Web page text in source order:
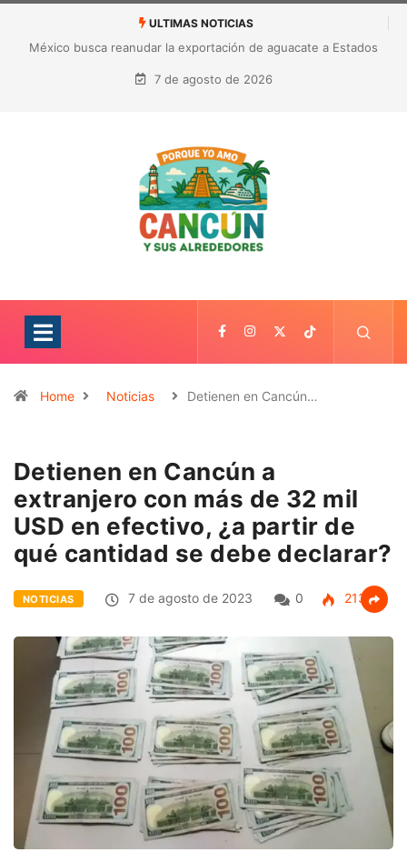
ULTIMAS NOTICIAS
México busca reanudar la exportación de aguacate a Estados
Unidos tras suspensión por alerta de seguridad
7 de agosto de 2026
Home Noticias Detienen en Cancún…
Detienen en Cancún a
extranjero con más de 32 mil
USD en efectivo, ¿a partir de
qué cantidad se debe declarar?
NOTICIAS 7 de agosto de 2023 0 213